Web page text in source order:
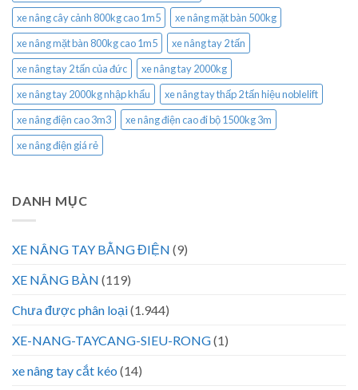
xe nâng cây cảnh 800kg cao 1m5
xe nâng mặt bàn 500kg
xe nâng mặt bàn 800kg cao 1m5
xe nâng tay 2 tấn
xe nâng tay 2 tấn của đức
xe nâng tay 2000kg
xe nâng tay 2000kg nhập khẩu
xe nâng tay thấp 2 tấn hiệu noblelift
xe nâng điện cao 3m3
xe nâng điện cao đi bộ 1500kg 3m
xe nâng điện giá rẻ
DANH MỤC
XE NÂNG TAY BẰNG ĐIỆN (9)
XE NÂNG BÀN (119)
Chưa được phân loại(1.944)
XE-NANG-TAYCANG-SIEU-RONG(1)
xe nâng tay cắt kéo (14)